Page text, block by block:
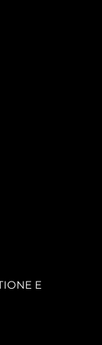
E